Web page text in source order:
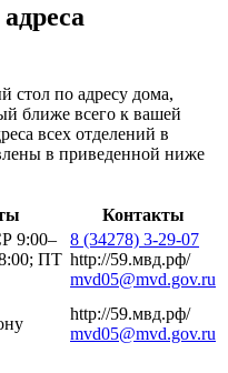
стол по адресу дома,
ближе всего к вашей
всех отделений в
в приведенной ниже
Контакты
9:00–
ПТ
8 (34278) 3-29-07
http://59.мвд.рф/
mvd05@mvd.gov.ru
http://59.мвд.рф/
mvd05@mvd.gov.ru